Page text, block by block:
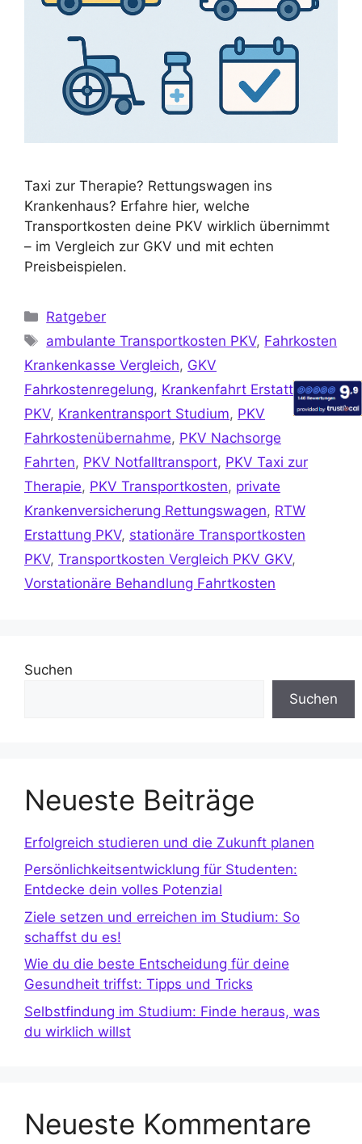
Taxi zur Therapie? Rettungswagen ins
Krankenhaus? Erfahre hier, welche
Transportkosten deine PKV wirklich übernimmt
– im Vergleich zur GKV und mit echten
Preisbeispielen.
Ratgeber
ambulante Transportkosten PKV, Fahrkosten
Krankenkasse Vergleich, GKV
Fahrkostenregelung, Krankenfahrt Erstattung
PKV, Krankentransport Studium, PKV
Fahrkostenübernahme, PKV Nachsorge
Fahrten, PKV Notfalltransport, PKV Taxi zur
Therapie, PKV Transportkosten, private
Krankenversicherung Rettungswagen, RTW
Erstattung PKV, stationäre Transportkosten
PKV, Transportkosten Vergleich PKV GKV,
Vorstationäre Behandlung Fahrtkosten
Suchen
Suchen
Neueste Beiträge
Erfolgreich studieren und die Zukunft planen
Persönlichkeitsentwicklung für Studenten:
Entdecke dein volles Potenzial
Ziele setzen und erreichen im Studium: So
schaffst du es!
Wie du die beste Entscheidung für deine
Gesundheit triffst: Tipps und Tricks
Selbstfindung im Studium: Finde heraus, was
du wirklich willst
Neueste Kommentare